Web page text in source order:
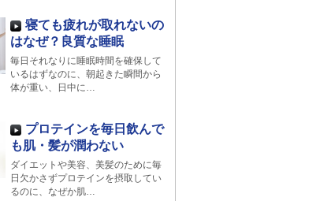
寝ても疲れが取れないの
はなぜ？良質な睡眠
毎日それなりに睡眠時間を確保して
いるはずなのに、朝起きた瞬間から
体が重い、日中に…
プロテインを毎日飲んで
も肌・髪が潤わない
ダイエットや美容、美髪のために毎
日欠かさずプロテインを摂取してい
るのに、なぜか肌…